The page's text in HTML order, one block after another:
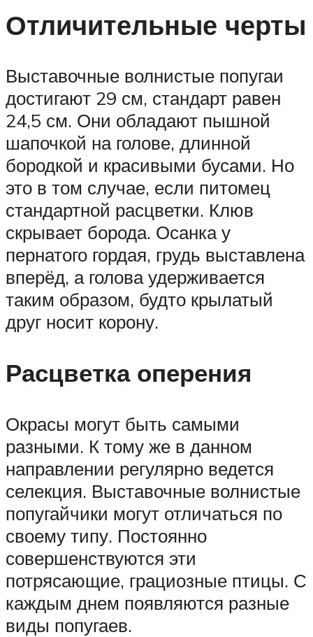
Отличительные черты
Выставочные волнистые попугаи
достигают 29 см, стандарт равен
24,5 см. Они обладают пышной
шапочкой на голове, длинной
бородкой и красивыми бусами. Но
это в том случае, если питомец
стандартной расцветки. Клюв
скрывает борода. Осанка у
пернатого гордая, грудь выставлена
вперёд, а голова удерживается
таким образом, будто крылатый
друг носит корону.
Расцветка оперения
Окрасы могут быть самыми
разными. К тому же в данном
направлении регулярно ведется
селекция. Выставочные волнистые
попугайчики могут отличаться по
своему типу. Постоянно
совершенствуются эти
потрясающие, грациозные птицы. С
каждым днем появляются разные
виды попугаев.